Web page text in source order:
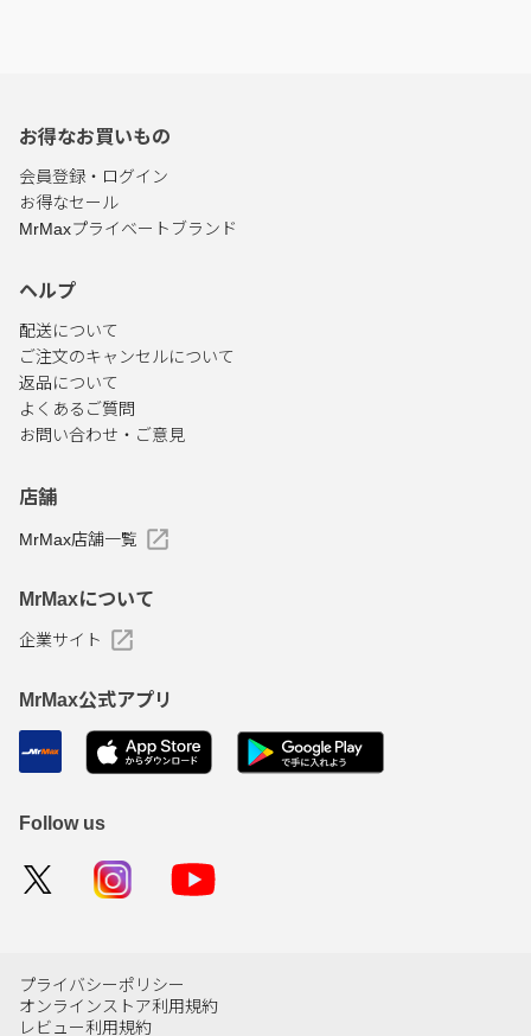
お得なお買いもの
会員登録・ログイン
お得なセール
MrMaxプライベートブランド
ヘルプ
配送について
ご注文のキャンセルについて
返品について
よくあるご質問
お問い合わせ・ご意見
店舗
MrMax店舗一覧
MrMaxについて
企業サイト
MrMax公式アプリ
Follow us
プライバシーポリシー
オンラインストア利用規約
レビュー利用規約